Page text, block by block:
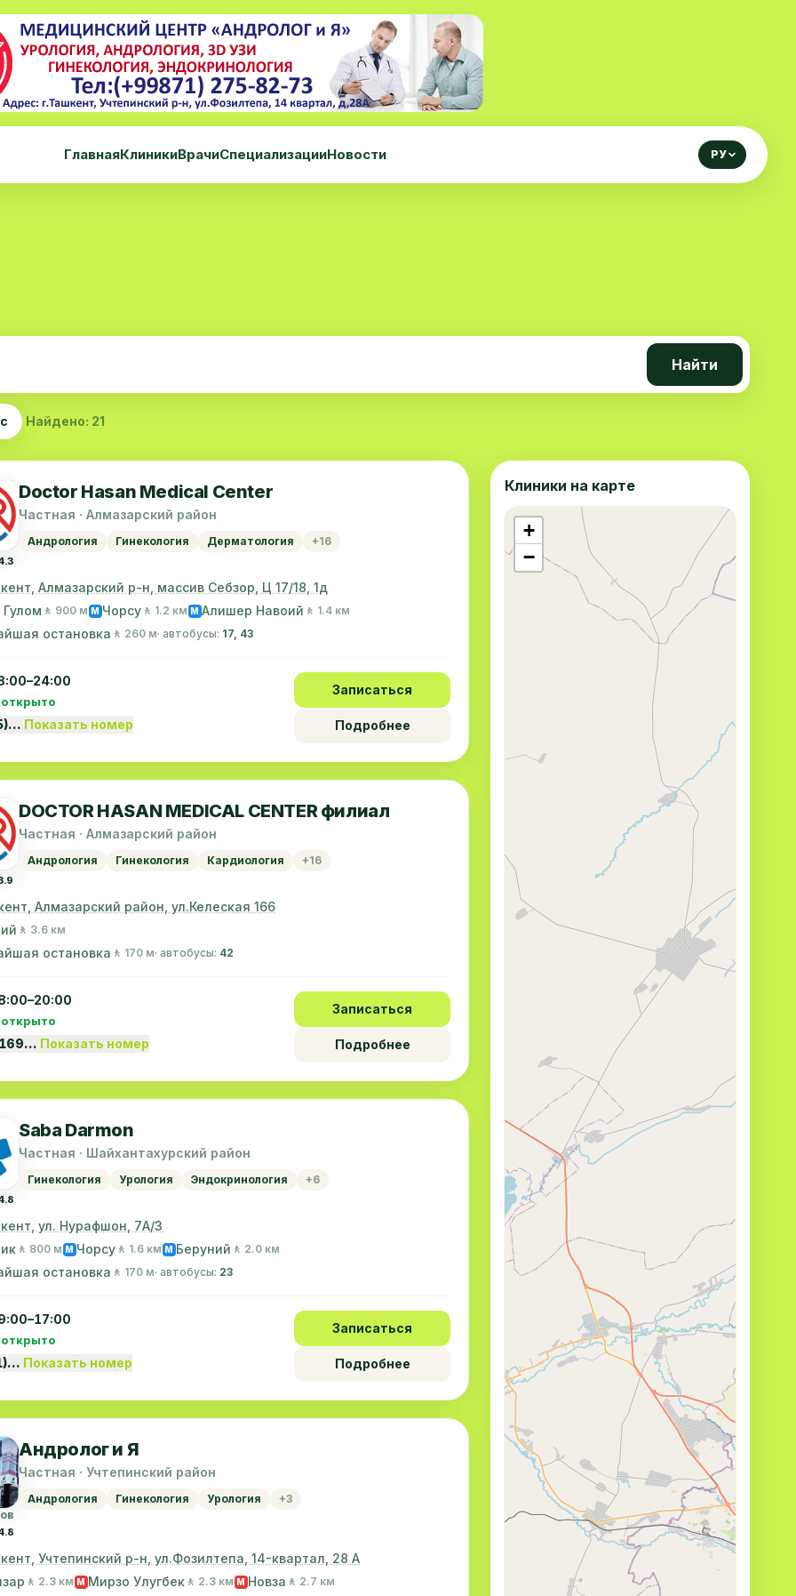
ГлавнаяКлиникиВрачиСпециализацииНовости РУ
Найти
Найдено: 21
Doctor Hasan Medical Center
Частная · Алмазарский район
Андрология Гинекология Дерматология +16
Алмазарский р-н, массив Себзор, Ц 17/18, 1д
Гулом 🚶 900 м M Чорсу 🚶 1.2 км M Алишер Навоий 🚶 1.4 км
остановка 🚶 260 м· автобусы: 17, 43
открыто
Показать номер
Записаться
Подробнее
DOCTOR HASAN MEDICAL CENTER филиал
Частная · Алмазарский район
Андрология Гинекология Кардиология +16
Алмазарский район, ул.Келеская 166
🚶 3.6 км
остановка 🚶 170 м· автобусы: 42
открыто
Показать номер
Записаться
Подробнее
Saba Darmon
Частная · Шайхантахурский район
Гинекология Урология Эндокринология +6
ул. Нурафшон, 7А/3
🚶 800 м M Чорсу 🚶 1.6 км M Беруний 🚶 2.0 км
остановка 🚶 170 м· автобусы: 23
открыто
Показать номер
Записаться
Подробнее
Андролог и Я
Частная · Учтепинский район
Андрология Гинекология Урология +3
Учтепинский р-н, ул.Фозилтепа, 14-квартал, 28 А
🚶 2.3 км M Мирзо Улугбек 🚶 2.3 км M Новза 🚶 2.7 км
Клиники на карте
+
−